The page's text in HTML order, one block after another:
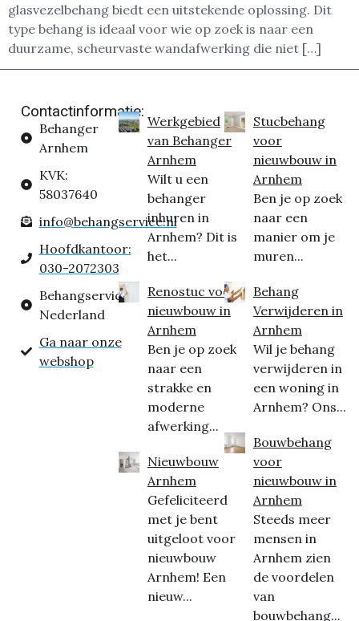
glasvezelbehang biedt een uitstekende oplossing. Dit
type behang is ideaal voor wie op zoek is naar een
duurzame, scheurvaste wandafwerking die niet […]
Contactinformatie:
Behanger
Arnhem
KVK:
58037640
info@behangservice.nl
Hoofdkantoor:
030-2072303
Behangservice
Nederland
Ga naar onze
webshop
Werkgebied
van Behanger
Arnhem
Wilt u een
behanger
inhuren in
Arnhem? Dit is
het...
Renostuc voor
nieuwbouw in
Arnhem
Ben je op zoek
naar een
strakke en
moderne
afwerking...
Nieuwbouw
Arnhem
Gefeliciteerd
met je bent
uitgeloot voor
nieuwbouw
Arnhem! Een
nieuw...
Stucbehang
voor
nieuwbouw in
Arnhem
Ben je op zoek
naar een
manier om je
muren...
Behang
Verwijderen in
Arnhem
Wil je behang
verwijderen in
een woning in
Arnhem? Ons...
Bouwbehang
voor
nieuwbouw in
Arnhem
Steeds meer
mensen in
Arnhem zien
de voordelen
van
bouwbehang...